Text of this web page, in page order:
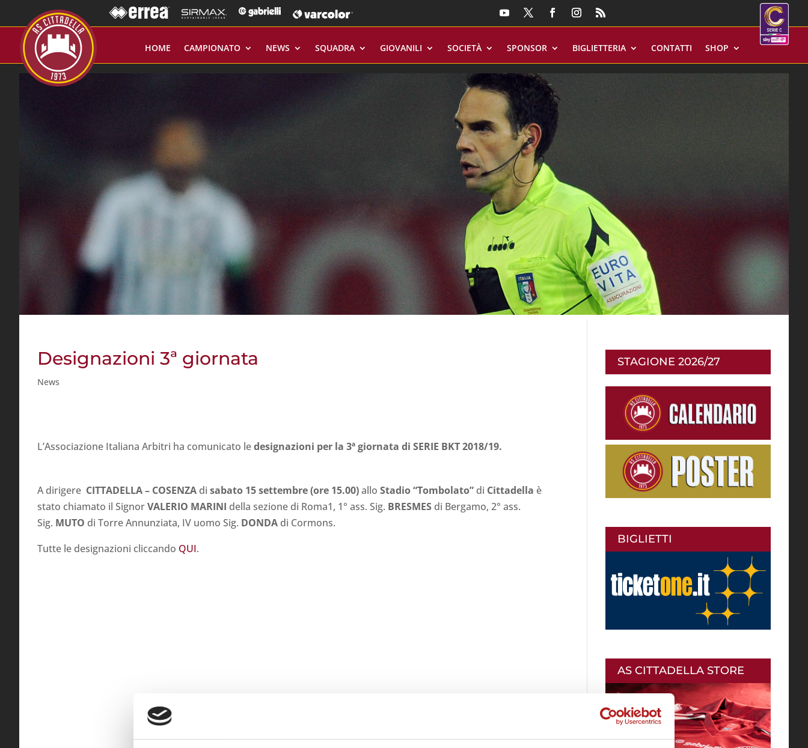
HOME CAMPIONATO NEWS SQUADRA GIOVANILI SOCIETÀ SPONSOR BIGLIETTERIA CONTATTI SHOP
Designazioni 3ª giornata
News
L’Associazione Italiana Arbitri ha comunicato ledesignazioni per la 3ª giornata di SERIE BKT 2018/19.
A dirigere CITTADELLA– COSENZA di sabato 15 settembre(ore 15.00)allo Stadio “Tombolato” di Cittadella è
stato chiamato il SignorVALERIO MARINI della sezione di Roma1, 1° ass. Sig. BRESMES di Bergamo, 2° ass.
Sig. MUTO di Torre Annunziata, IV uomo Sig. DONDA di Cormons.
Tutte le designazioni cliccando QUI.
STAGIONE 2026/27
BIGLIETTI
AS CITTADELLA STORE